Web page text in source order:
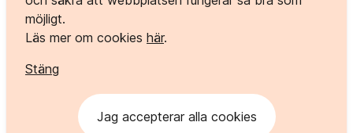
möjligt.
Läs mer om cookies här.
Stäng
Jag accepterar alla cookies
Bergvägen 1, 984 33 KORPILOMBOLO